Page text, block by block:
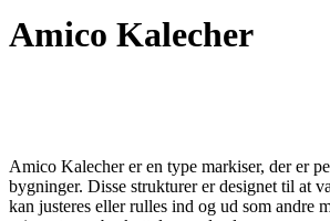
Amico Kalecher
Amico Kalecher er en type markiser, der er
bygninger. Disse strukturer er designet til at
kan justeres eller rulles ind og ud som andre